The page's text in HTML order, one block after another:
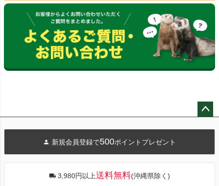
へ
新規会員登録で500ポイントプレゼント
3,980円以上送料無料(沖縄県除く)